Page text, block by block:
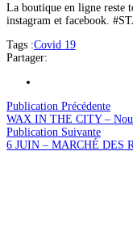
La boutique en ligne reste
instagram et facebook.
Tags :Covid 19
Partager:
Publication Précédente
WAX IN THE CITY –
Publication Suivante
6 JUIN – MARCHÉ DES